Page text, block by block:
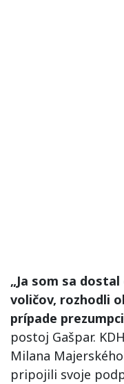
„Ja som sa
voličov, rozhodli
prípade
postoj Gašpar.
Milana
pripojili svoje